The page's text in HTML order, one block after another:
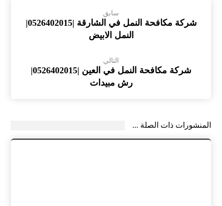
سابق
شركة مكافحة النمل في الشارقة |0526402015|
النمل الابيض
التالي
شركة مكافحة النمل في العين |0526402015|
رش مبيدات
المنشورات ذات الصلة ...